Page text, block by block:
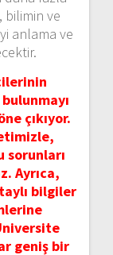
bilimin ve
anlama ve
çıkıyor.
Ayrıca,
bilgiler
geniş bir